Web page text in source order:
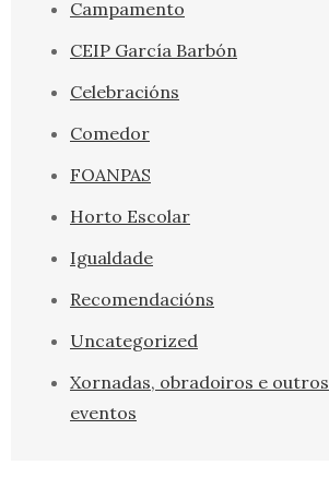
Campamento
CEIP García Barbón
Celebracións
Comedor
FOANPAS
Horto Escolar
Igualdade
Recomendacións
Uncategorized
Xornadas, obradoiros e outros
eventos